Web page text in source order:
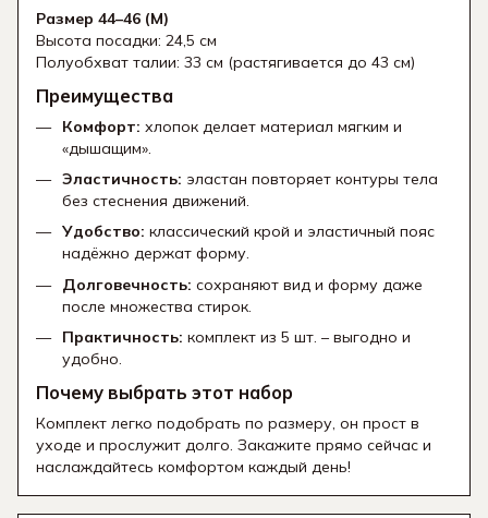
Размер 44–46 (M)
Высота посадки: 24,5 см
Полуобхват талии: 33 см (растягивается до 43 см)
Преимущества
Комфорт: хлопок делает материал мягким и
«дышащим».
Эластичность: эластан повторяет контуры тела
без стеснения движений.
Удобство: классический крой и эластичный пояс
надёжно держат форму.
Долговечность: сохраняют вид и форму даже
после множества стирок.
Практичность: комплект из 5 шт. – выгодно и
удобно.
Почему выбрать этот набор
Комплект легко подобрать по размеру, он прост в
уходе и прослужит долго. Закажите прямо сейчас и
наслаждайтесь комфортом каждый день!